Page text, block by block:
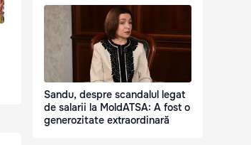
Sandu, despre scandalul legat
de salarii la MoldATSA: A fost o
generozitate extraordinară